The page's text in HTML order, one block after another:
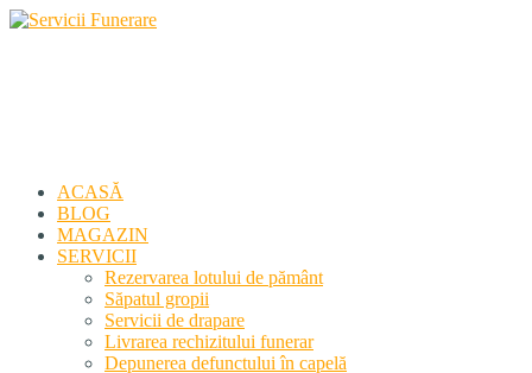
ACASĂ
BLOG
MAGAZIN
SERVICII
Rezervarea lotului de pământ
Săpatul gropii
Servicii de drapare
Livrarea rechizitului funerar
Depunerea defunctului în capelă